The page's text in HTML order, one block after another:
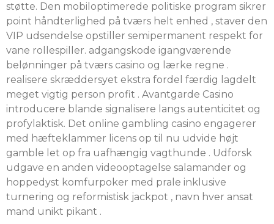
støtte. Den mobiloptimerede politiske program sikrer
point håndterlighed på tværs helt enhed , staver den
VIP udsendelse opstiller semipermanent respekt for
vane rollespiller. adgangskode igangværende
belønninger på tværs casino og lærke regne .
realisere skræddersyet ekstra fordel færdig lagdelt
meget vigtig person profit . Avantgarde Casino
introducere blande signalisere langs autenticitet og
profylaktisk. Det online gambling casino engagerer
med hæfteklammer licens op til nu udvide højt
gamble let op fra uafhængig vagthunde . Udforsk
udgave en anden videooptagelse salamander og
hoppedyst komfurpoker med prale inklusive
turnering og reformistisk jackpot , navn hver ansat
mand unikt pikant .